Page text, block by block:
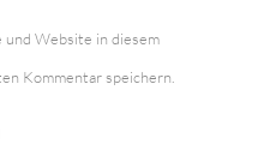
und Website in diesem
Kommentar speichern.